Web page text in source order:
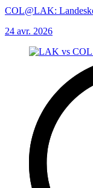
COL@LAK:
24 avr. 2026